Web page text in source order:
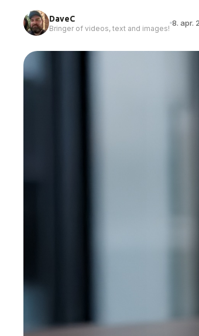
DaveC
Bringer of videos, text and images!
8. apr.